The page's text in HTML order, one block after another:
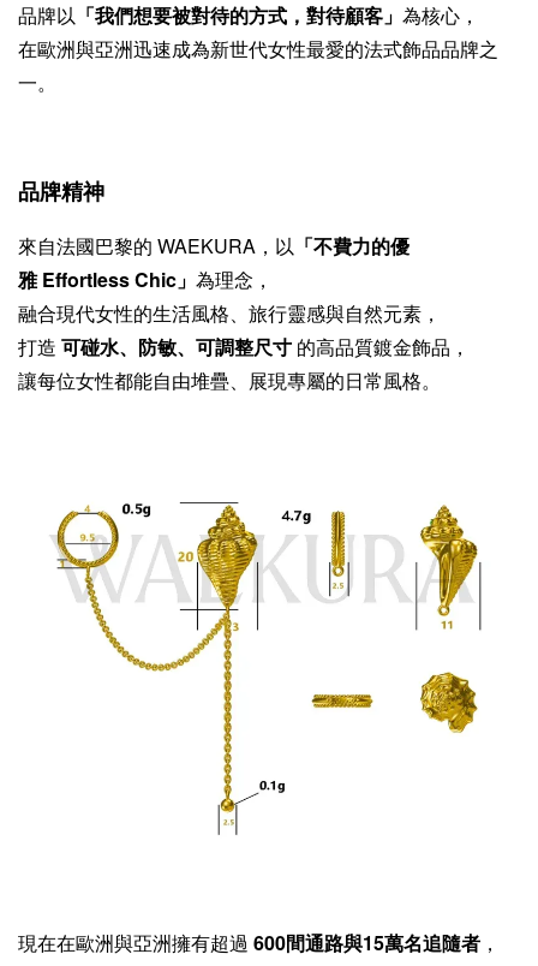
品牌以 「我們想要被對待的方式，對待顧客」 為核心，
在歐洲與亞洲迅速成為新世代女性最愛的法式飾品品牌之
一。
品牌精神
來自法國巴黎的 WAEKURA，以 「不費力的優
雅 Effortless Chic」 為理念，
融合現代女性的生活風格、旅行靈感與自然元素，
打造 可碰水、防敏、可調整尺寸 的高品質鍍金飾品，
讓每位女性都能自由堆疊、展現專屬的日常風格。
現在在歐洲與亞洲擁有超過 600間通路與15萬名追隨者 ，